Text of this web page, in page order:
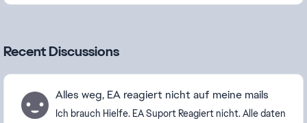
Recent Discussions
Alles weg, EA reagiert nicht auf meine mails
Ich brauch Hielfe. EA Suport Reagiert nicht. Alle daten